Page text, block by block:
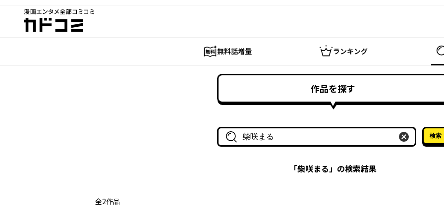
漫画エンタメ全部コミコミ
カドコミ
無料話増量 ランキング
作品を探す
作品名・作家名で探す
検索
「柴咲まる」の検索結果
全2作品